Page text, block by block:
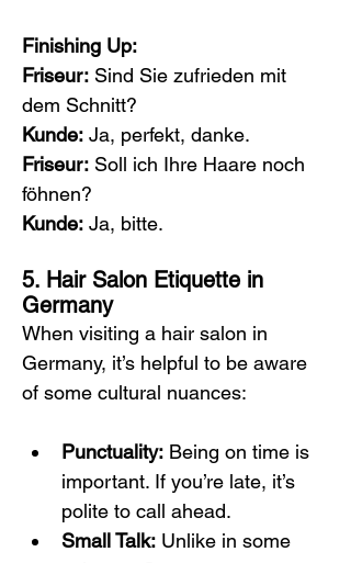
Finishing Up:
Friseur: Sind Sie zufrieden mit
dem Schnitt?
Kunde: Ja, perfekt, danke.
Friseur: Soll ich Ihre Haare noch
föhnen?
Kunde: Ja, bitte.
5. Hair Salon Etiquette in
Germany
When visiting a hair salon in
Germany, it’s helpful to be aware
of some cultural nuances:
Punctuality: Being on time is
important. If you’re late, it’s
polite to call ahead.
Small Talk: Unlike in some